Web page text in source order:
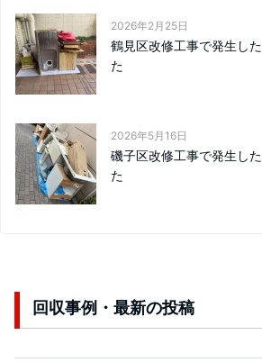
2026年2月25日
鶴見区改修工事で発生し
た
2026年5月16日
磯子区改修工事で発生し
た
回収事例・最新の投稿